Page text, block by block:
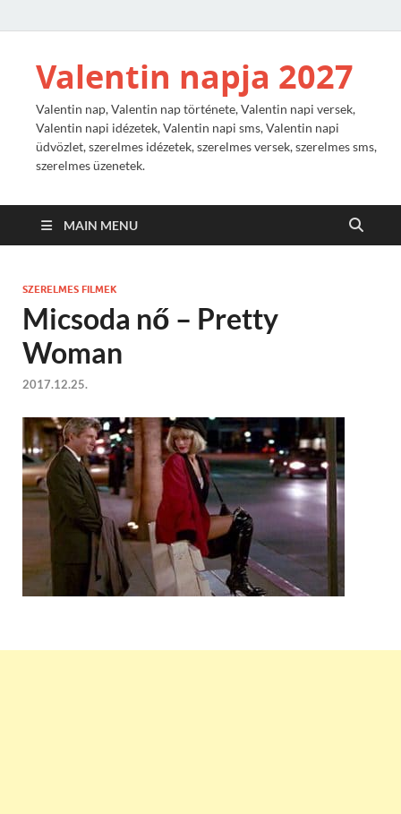
Valentin napja 2027
Valentin nap, Valentin nap története, Valentin napi versek,
Valentin napi idézetek, Valentin napi sms, Valentin napi
üdvözlet, szerelmes idézetek, szerelmes versek, szerelmes sms,
szerelmes üzenetek.
MAIN MENU
SZERELMES FILMEK
Micsoda nő – Pretty
Woman
2017.12.25.